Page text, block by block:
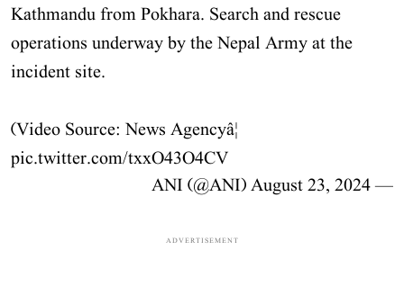
Kathmandu from Pokhara. Search and rescue
operations underway by the Nepal Army at the
incident site.
(Video Source: News Agencyâ¦
pic.twitter.com/txxO43O4CV
— ANI (@ANI)
August 23, 2024
ADVERTISEMENT